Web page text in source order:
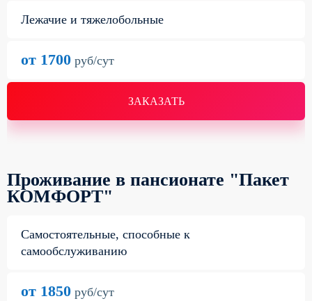
Лежачие и тяжелобольные
ЗАКАЗАТЬ
от 1700 руб/сут
Проживание в пансионате "Пакет
КОМФОРТ"
Самостоятельные, способные к
самообслуживанию
от 1850 руб/сут